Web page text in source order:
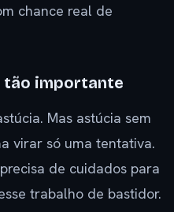
chance real de
tão importante
Mas astúcia sem
virar só uma tentativa.
de cuidados para
trabalho de bastidor.